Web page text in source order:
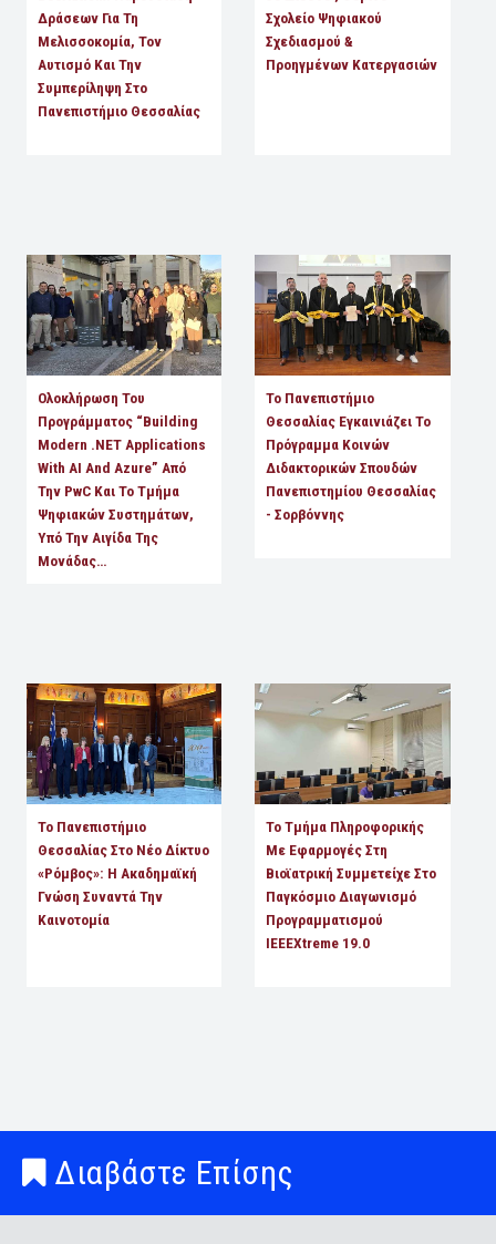
Δράσεων Για Τη
Μελισσοκομία, Τον
Αυτισμό Και Την
Συμπερίληψη Στο
Πανεπιστήμιο Θεσσαλίας
Σχολείο Ψηφιακού
Σχεδιασμού &
Προηγμένων Κατεργασιών
Ολοκλήρωση Του
Προγράμματος “Building
Modern .NET Applications
With AI And Azure” Από
Την PwC Και Το Τμήμα
Ψηφιακών Συστημάτων,
Υπό Την Αιγίδα Της
Μονάδας…
Το Πανεπιστήμιο
Θεσσαλίας Εγκαινιάζει Το
Πρόγραμμα Κοινών
Διδακτορικών Σπουδών
Πανεπιστημίου Θεσσαλίας
- Σορβόννης
Το Πανεπιστήμιο
Θεσσαλίας Στο Νέο Δίκτυο
«Ρόμβος»: Η Ακαδημαϊκή
Γνώση Συναντά Την
Καινοτομία
Το Τμήμα Πληροφορικής
Με Εφαρμογές Στη
Βιοϊατρική Συμμετείχε Στο
Παγκόσμιο Διαγωνισμό
Προγραμματισμού
IEEEXtreme 19.0
Διαβάστε Επίσης